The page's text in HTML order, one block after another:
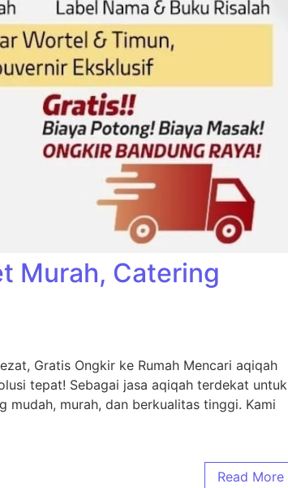
Murah, Catering
Gratis Ongkir ke Rumah Mencari aqiqah
tepat! Sebagai jasa aqiqah terdekat untuk
mudah, murah, dan berkualitas tinggi. Kami
Read More